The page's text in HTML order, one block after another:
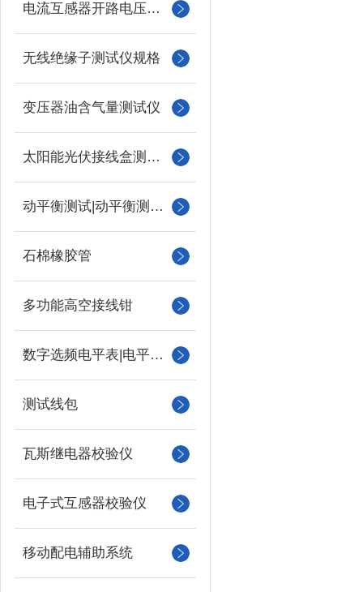
电流互感器开路电压测试仪
无线绝缘子测试仪规格
变压器油含气量测试仪
太阳能光伏接线盒测试仪
动平衡测试|动平衡测量仪
石棉橡胶管
多功能高空接线钳
数字选频电平表|电平振荡器
测试线包
瓦斯继电器校验仪
电子式互感器校验仪
移动配电辅助系统